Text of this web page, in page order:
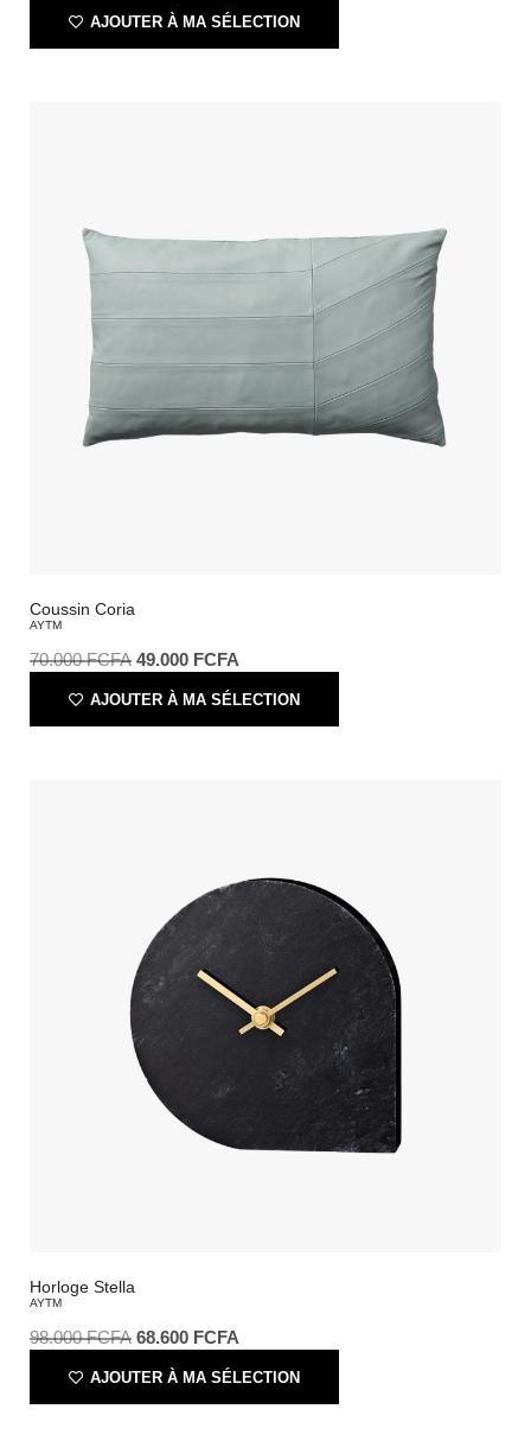
AJOUTER À MA SÉLECTION
Coussin Coria
AYTM
70.000FCFA 49.000 FCFA
AJOUTER À MA SÉLECTION
Horloge Stella
AYTM
98.000FCFA 68.600 FCFA
AJOUTER À MA SÉLECTION